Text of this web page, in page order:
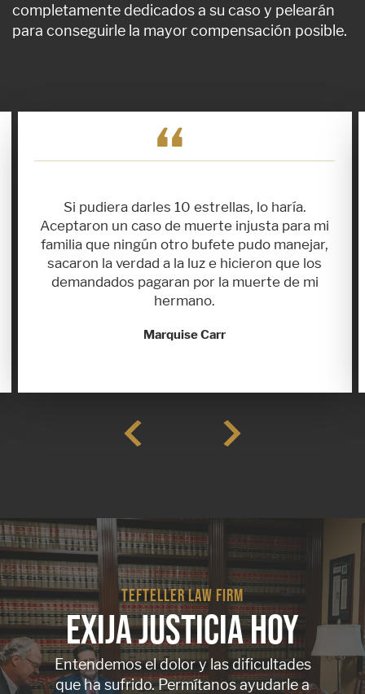
completamente dedicados a su caso y pelearán
para conseguirle la mayor compensación posible.
Si pudiera darles 10 estrellas, lo haría.
Aceptaron un caso de muerte injusta para mi
familia que ningún otro bufete pudo manejar,
sacaron la verdad a la luz e hicieron que los
demandados pagaran por la muerte de mi
hermano.
Marquise Carr
TEFTELLER LAW FIRM
EXIJA JUSTICIA HOY
Entendemos el dolor y las dificultades
que ha sufrido. Permítanos ayudarle a